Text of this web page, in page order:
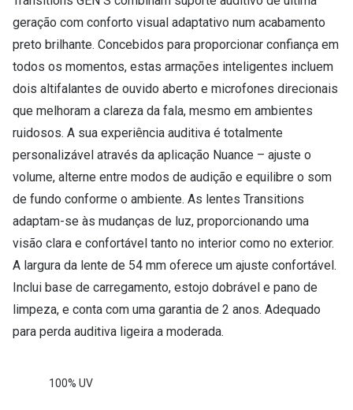
geração com conforto visual adaptativo num acabamento
preto brilhante. Concebidos para proporcionar confiança em
todos os momentos, estas armações inteligentes incluem
dois altifalantes de ouvido aberto e microfones direcionais
que melhoram a clareza da fala, mesmo em ambientes
ruidosos. A sua experiência auditiva é totalmente
personalizável através da aplicação Nuance – ajuste o
volume, alterne entre modos de audição e equilibre o som
de fundo conforme o ambiente. As lentes Transitions
adaptam-se às mudanças de luz, proporcionando uma
visão clara e confortável tanto no interior como no exterior.
A largura da lente de 54 mm oferece um ajuste confortável.
Inclui base de carregamento, estojo dobrável e pano de
limpeza, e conta com uma garantia de 2 anos. Adequado
para perda auditiva ligeira a moderada.
100% UV